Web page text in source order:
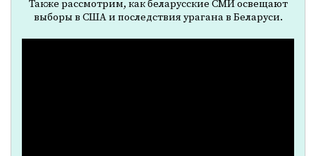
Также рассмотрим, как беларусские СМИ освещают
выборы в США и последствия урагана в Беларуси.